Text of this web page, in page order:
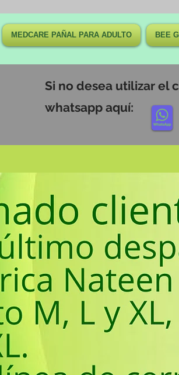
MEDCARE PAÑAL PARA ADULTO BEE
Si no desea utilizar el
whatsapp aquí: